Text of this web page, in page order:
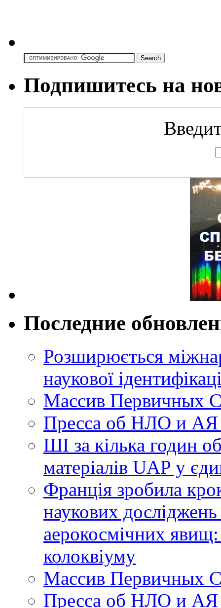
Подпишитесь на
Последние
Розширюється
наукової
Массив Первичных
Пресса об НЛО и
ШІ за кілька годин
матеріалів UAP у
Франція зробила
наукових
аерокосмічних
колоквіуму
Массив Первичных
Пресса об НЛО и